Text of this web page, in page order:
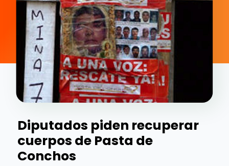
Diputados piden recuperar
cuerpos de Pasta de
Conchos